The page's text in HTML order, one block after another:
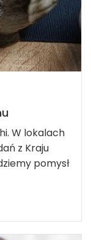
W lokalach
z Kraju
pomysł